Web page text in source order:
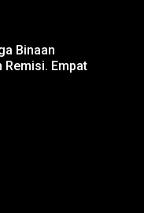
Binaan
Remisi. Empat